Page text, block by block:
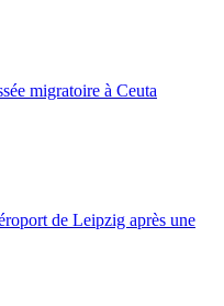
migratoire à Ceuta
de Leipzig après une